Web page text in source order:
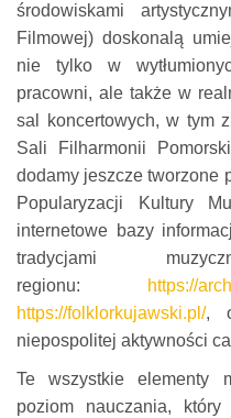
środowiskami
Filmowej) doskonalą
nie tylko w
pracowni, ale także w
sal koncertowych, w tym
Sali Filharmonii
dodamy jeszcze tworzone
Popularyzacji Kultury
internetowe bazy
tradycjami
regionu:
https://
https://folklorkujawski.pl/,
niepospolitej aktywności
Te wszystkie elementy
poziom nauczania,